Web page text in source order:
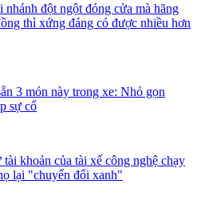
đột ngột đóng cửa mà hãng
thì xứng đáng có được nhiều hơn
3 món này trong xe: Nhỏ gọn
sự cố
khoản của tài xế công nghệ chạy
lại "chuyển đổi xanh"